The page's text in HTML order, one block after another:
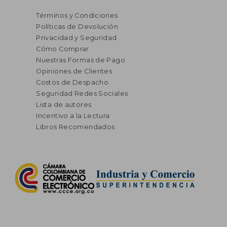
Términos y Condiciones
Políticas de Devolución
Privacidad y Seguridad
Cómo Comprar
Nuestras Formas de Pago
Opiniones de Clientes
Costos de Despacho
Seguridad Redes Sociales
Lista de autores
Incentivo a la Lectura
Libros Recomendados